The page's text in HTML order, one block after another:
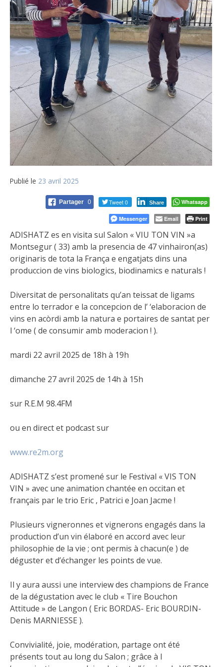
Publié le 23 avril 2025
Partager 0 Tweet 0 Share Whatsapp
Messenger Email Print
ADISHATZ es en visita sul Salon « VIU TON VIN »a
Montsegur ( 33) amb la presencia de 47 vinhairon(as)
originaris de tota la França e engatjats dins una
produccion de vins biologics, biodinamics e naturals !
Diversitat de personalitats qu’an teissat de ligams
entre lo terrador e la concepcion de l’ ‘elaboracion de
vins en acòrdi amb la natura e portaires de santat per
l ‘ome ( de consumir amb moderacion ! ).
mardi 22 avril 2025 de 18h à 19h
dimanche 27 avril 2025 de 14h à 15h
sur R.E.M 98.4FM
ou en direct et podcast sur
www.re2m.org
ADISHATZ s’est promené sur le Festival « VIS TON
VIN » avec une animation chantée en occitan et
français par le trio Eric , Patrici e Joan Jacme !
Plusieurs vigneronnes et vignerons engagés dans la
production d’un vin élaboré en accord avec leur
philosophie de la vie ; ont permis à chacun(e ) de
déguster et d’échanger les points de vue.
Il y aura aussi une interview des champions de France
de la dégustation avec le club « Tire Bouchon
Attitude » de Langon ( Eric BORDAS- Eric BOURDIN-
Denis MARNIESSE ).
Convivialité, joie, modération, partage ont été
présents tout au long du Salon ; grâce à l